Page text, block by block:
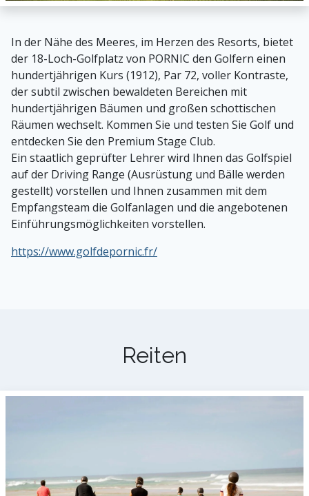
In der Nähe des Meeres, im Herzen des Resorts, bietet
der 18-Loch-Golfplatz von PORNIC den Golfern einen
hundertjährigen Kurs (1912), Par 72, voller Kontraste,
der subtil zwischen bewaldeten Bereichen mit
hundertjährigen Bäumen und großen schottischen
Räumen wechselt. Kommen Sie und testen Sie Golf und
entdecken Sie den Premium Stage Club.
Ein staatlich geprüfter Lehrer wird Ihnen das Golfspiel
auf der Driving Range (Ausrüstung und Bälle werden
gestellt) vorstellen und Ihnen zusammen mit dem
Empfangsteam die Golfanlagen und die angebotenen
Einführungsmöglichkeiten vorstellen.
https://www.golfdepornic.fr/
Reiten